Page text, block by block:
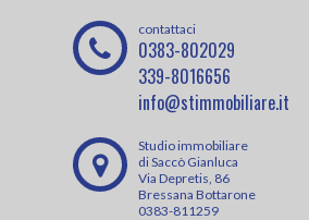
contattaci
0383-802029
339-8016656
info@stimmobiliare.it
Studio immobiliare
di Saccò Gianluca
Via Depretis, 86
Bressana Bottarone
0383-811259